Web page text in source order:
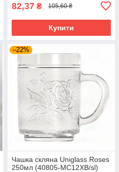
82,37 ₴ 105,60 ₴
Купити
–22%
Чашка скляна Uniglass Roses
250мл (40805-МС12ХВ/sl)